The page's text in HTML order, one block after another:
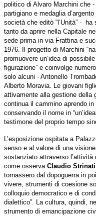
politico di Alvaro Marchini che
partigiano e medaglia
società che editò “l’Unità” -
tanto da aprire nella Capitale
sede prima in via Frattina e
1976. Il progetto di Marchini
promuovere un’idea di
figurazione” e coinvolge
solo alcuni - Antonello
Alberto Moravia. Le giovani
attivamente alla gestione della
continua il cammino aprendo
conservando il nome in
testimone del proprio tempo
L’esposizione ospitata a
senso e al valore di una
sostanziato attraverso
come osserva Claudio Strinati
tornassero dal dopoguerra in
vivere, strumenti di coesione
colloquio democratico e di
dialettico”. La cultura, quindi,
strumento di emancipazione